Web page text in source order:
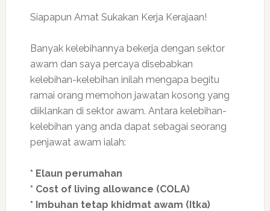
Siapapun Amat Sukakan Kerja Kerajaan!
Banyak kelebihannya bekerja dengan sektor
awam dan saya percaya disebabkan
kelebihan-kelebihan inilah mengapa begitu
ramai orang memohon jawatan kosong yang
diiklankan di sektor awam. Antara kelebihan-
kelebihan yang anda dapat sebagai seorang
penjawat awam ialah:
* Elaun perumahan
* Cost of living allowance (COLA)
* Imbuhan tetap khidmat awam (Itka)